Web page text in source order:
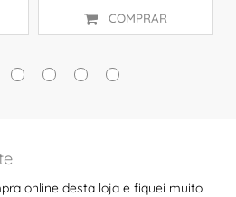
COMPRAR
online desta loja e fiquei muito